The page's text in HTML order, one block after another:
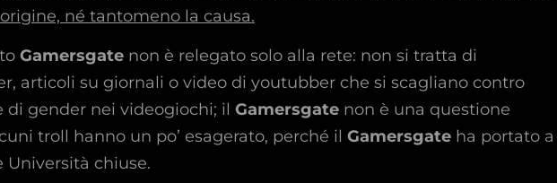
né tantomeno la causa.
Gamersgate non è relegato solo alla rete: non si tratta di
articoli su giornali o video di youtubber che si scagliano contro
di gender nei videogiochi; il Gamersgate non è una questione
troll hanno un po’ esagerato, perché il Gamersgate ha portato a
Università chiuse.